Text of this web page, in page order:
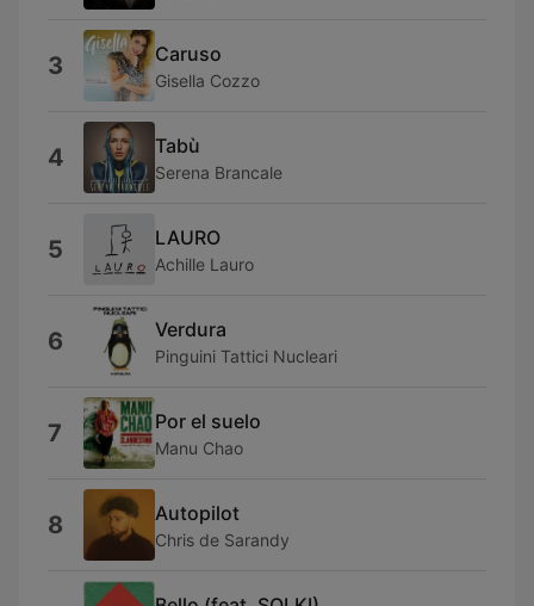
3 Caruso
Gisella Cozzo
4 Tabù
Serena Brancale
5 LAURO
Achille Lauro
6 Verdura
Pinguini Tattici Nucleari
7 Por el suelo
Manu Chao
8 Autopilot
Chris de Sarandy